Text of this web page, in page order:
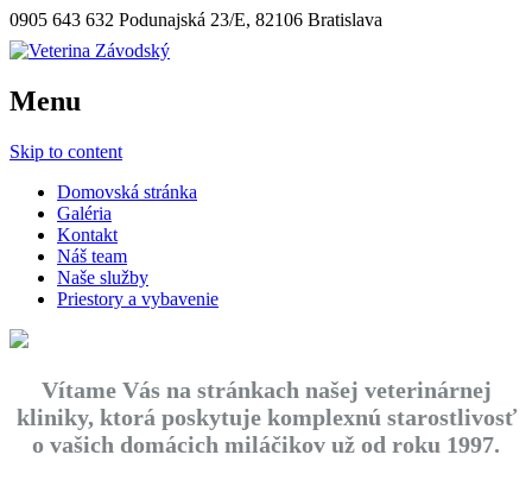
0905 643 632 Podunajská 23/E, 82106 Bratislava
Menu
Skip to content
Domovská stránka
Galéria
Kontakt
Náš team
Naše služby
Priestory a vybavenie
Vítame Vás na stránkach našej veterinárnej
kliniky, ktorá poskytuje komplexnú starostlivosť
o vašich domácich miláčikov už od roku 1997.